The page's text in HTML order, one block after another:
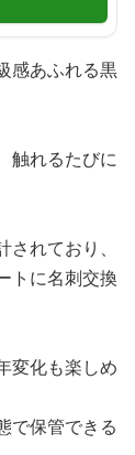
感あふれる黒
触れるたびに
れており、
トに名刺交換
変化も楽しめ
で保管できる